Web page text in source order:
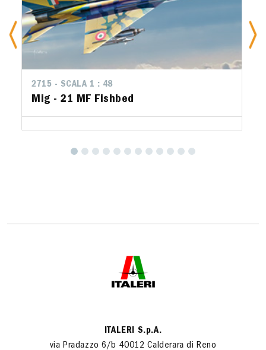
2715 - SCALA 1 : 48
Mig - 21 MF Fishbed
ITALERI S.p.A.
via Pradazzo 6/b 40012 Calderara di Reno